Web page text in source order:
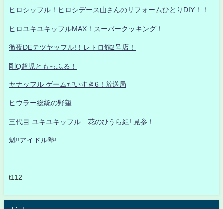
ヒロシッフル！ヒロシデース山さんのリフォームひとりDIY！！
ヒロユキユキッフルMAX！スーパークッキング！
徹夜DEテツヤッフル!！レトロ館2号店！
剛Q超児ともっふる！
ヤナッフル ゲームだいすき6！放送局
ヒウラー総統の野望
三代目 ユキユキッフル 花のひうら組! 見参！
魁!!アイドル塾!
t112